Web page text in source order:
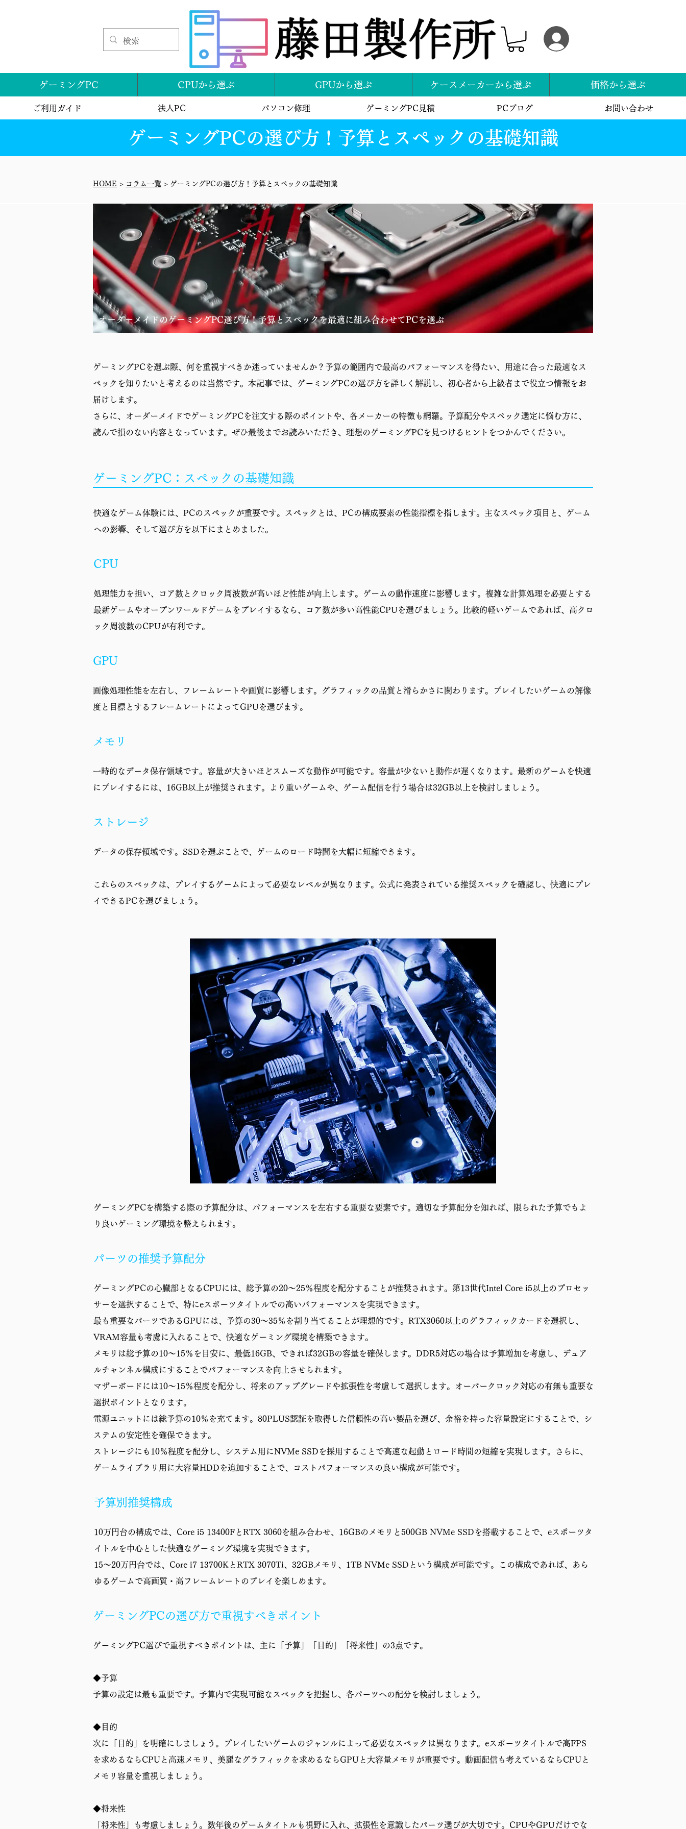
ゲーミングPC CPUから選ぶ GPUから選ぶ ケースメーカーから選ぶ 価格から選ぶ
ご利用ガイド 法人PC パソコン修理 ゲーミングPC見積 PCブログ お問い合わせ
ゲーミングPCの選び方！予算とスペックの基礎知識
HOME > コラム一覧 > ゲーミングPCの選び方！予算とスペックの基礎知識
オーダーメイドのゲーミングPC選び方！予算とスペックを最適に組み合わせてPCを選ぶ
ゲーミングPCを選ぶ際、何を重視すべきか迷っていませんか？予算の範囲内で最高のパフォーマンスを得たい、用途に合った最適なス
ペックを知りたいと考えるのは当然です。本記事では、ゲーミングPCの選び方を詳しく解説し、初心者から上級者まで役立つ情報をお
届けします。
さらに、オーダーメイドでゲーミングPCを注文する際のポイントや、各メーカーの特徴も網羅。予算配分やスペック選定に悩む方に、
読んで損のない内容となっています。ぜひ最後までお読みいただき、理想のゲーミングPCを見つけるヒントをつかんでください。
ゲーミングPC：スペックの基礎知識
快適なゲーム体験には、PCのスペックが重要です。スペックとは、PCの構成要素の性能指標を指します。主なスペック項目と、ゲーム
への影響、そして選び方を以下にまとめました。
CPU
処理能力を担い、コア数とクロック周波数が高いほど性能が向上します。ゲームの動作速度に影響します。複雑な計算処理を必要とする
最新ゲームやオープンワールドゲームをプレイするなら、コア数が多い高性能CPUを選びましょう。比較的軽いゲームであれば、高クロ
ック周波数のCPUが有利です。
GPU
画像処理性能を左右し、フレームレートや画質に影響します。グラフィックの品質と滑らかさに関わります。プレイしたいゲームの解像
度と目標とするフレームレートによってGPUを選びます。
メモリ
一時的なデータ保存領域です。容量が大きいほどスムーズな動作が可能です。容量が少ないと動作が遅くなります。最新のゲームを快適
にプレイするには、16GB以上が推奨されます。より重いゲームや、ゲーム配信を行う場合は32GB以上を検討しましょう。
ストレージ
データの保存領域です。SSDを選ぶことで、ゲームのロード時間を大幅に短縮できます。
これらのスペックは、プレイするゲームによって必要なレベルが異なります。公式に発表されている推奨スペックを確認し、快適にプレ
イできるPCを選びましょう。
ゲーミングPCを構築する際の予算配分は、パフォーマンスを左右する重要な要素です。適切な予算配分を知れば、限られた予算でもよ
り良いゲーミング環境を整えられます。
パーツの推奨予算配分
ゲーミングPCの心臓部となるCPUには、総予算の20〜25％程度を配分することが推奨されます。第13世代Intel Core i5以上のプロセッ
サーを選択することで、特にeスポーツタイトルでの高いパフォーマンスを実現できます。
最も重要なパーツであるGPUには、予算の30〜35％を割り当てることが理想的です。RTX3060以上のグラフィックカードを選択し、
VRAM容量も考慮に入れることで、快適なゲーミング環境を構築できます。
メモリは総予算の10～15％を目安に、最低16GB、できれば32GBの容量を確保します。DDR5対応の場合は予算増加を考慮し、デュア
ルチャンネル構成にすることでパフォーマンスを向上させられます。
マザーボードには10～15％程度を配分し、将来のアップグレードや拡張性を考慮して選択します。オーバークロック対応の有無も重要な
選択ポイントとなります。
電源ユニットには総予算の10％を充てます。80PLUS認証を取得した信頼性の高い製品を選び、余裕を持った容量設定にすることで、シ
ステムの安定性を確保できます。
ストレージにも10％程度を配分し、システム用にNVMe SSDを採用することで高速な起動とロード時間の短縮を実現します。さらに、
ゲームライブラリ用に大容量HDDを追加することで、コストパフォーマンスの良い構成が可能です。
予算別推奨構成
10万円台の構成では、Core i5 13400FとRTX 3060を組み合わせ、16GBのメモリと500GB NVMe SSDを搭載することで、eスポーツタ
イトルを中心とした快適なゲーミング環境を実現できます。
15〜20万円台では、Core i7 13700KとRTX 3070Ti、32GBメモリ、1TB NVMe SSDという構成が可能です。この構成であれば、あら
ゆるゲームで高画質・高フレームレートのプレイを楽しめます。
ゲーミングPCの選び方で重視すべきポイント
ゲーミングPC選びで重視すべきポイントは、主に「予算」「目的」「将来性」の3点です。
◆予算
予算の設定は最も重要です。予算内で実現可能なスペックを把握し、各パーツへの配分を検討しましょう。
◆目的
次に「目的」を明確にしましょう。プレイしたいゲームのジャンルによって必要なスペックは異なります。eスポーツタイトルで高FPS
を求めるならCPUと高速メモリ、美麗なグラフィックを求めるならGPUと大容量メモリが重要です。動画配信も考えているならCPUと
メモリ容量を重視しましょう。
◆将来性
「将来性」も考慮しましょう。数年後のゲームタイトルも視野に入れ、拡張性を意識したパーツ選びが大切です。CPUやGPUだけでな